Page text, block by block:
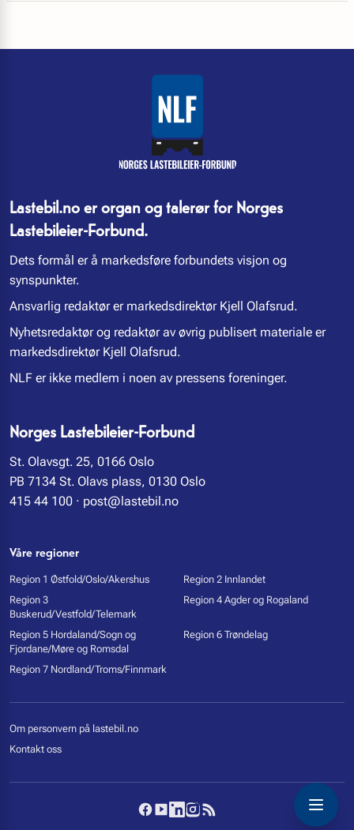
Lastebil.no er organ og talerør for Norges
Lastebileier-Forbund.
Dets formål er å markedsføre forbundets visjon og
synspunkter.
Ansvarlig redaktør er markedsdirektør Kjell Olafsrud.
Nyhetsredaktør og redaktør av øvrig publisert materiale er
markedsdirektør Kjell Olafsrud.
NLF er ikke medlem i noen av pressens foreninger.
Norges Lastebileier-Forbund
St. Olavsgt. 25, 0166 Oslo
PB 7134 St. Olavs plass, 0130 Oslo
415 44 100 · post@lastebil.no
Våre regioner
Region 1 Østfold/Oslo/Akershus
Region 2 Innlandet
Region 3
Buskerud/Vestfold/Telemark
Region 4 Agder og Rogaland
Region 5 Hordaland/Sogn og
Fjordane/Møre og Romsdal
Region 6 Trøndelag
Region 7 Nordland/Troms/Finnmark
Om personvern på lastebil.no
Kontakt oss